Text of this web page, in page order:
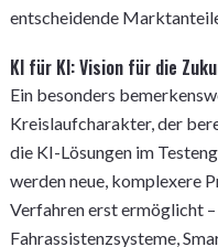
entscheidende
KI für KI: Vision für die
Ein besonders
Kreislaufcharakter, der
die KI-Lösungen im
werden neue, komplexere
Verfahren erst ermöglicht
Fahrassistenzsysteme,